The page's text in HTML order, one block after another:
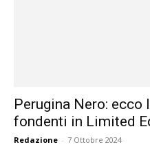
Perugina Nero: ecco
fondenti in Limited
Redazione - 7 Ottobre 2024